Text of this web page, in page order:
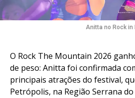
Anitta no Rock in
O Rock The Mountain 2026
de peso: Anitta foi confirmada
principais atrações do festival,
Petrópolis, na Região Serrana do